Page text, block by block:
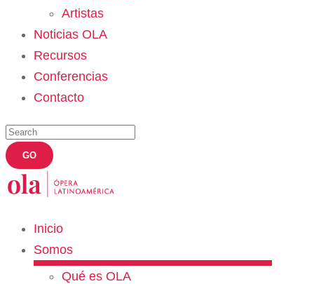
Artistas
Noticias OLA
Recursos
Conferencias
Contacto
Inicio
Somos
Qué es OLA